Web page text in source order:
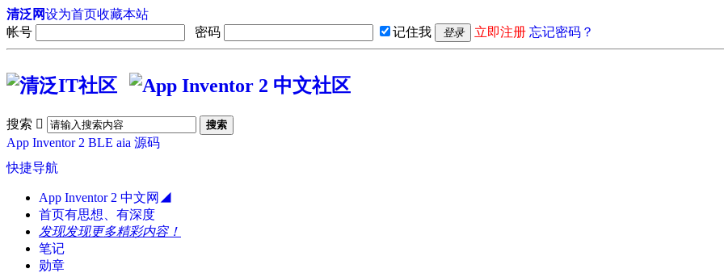
清泛网设为首页收藏本站
帐号
密码 记住我 登录 立即注册 忘记密码？
搜索  搜索
App Inventor 2 BLE aia 源码
快捷导航
App Inventor 2 中文网◢
首页有思想、有深度
发现发现更多精彩内容！
笔记
勋章